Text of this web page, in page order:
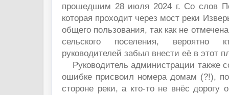
прошедшим 28 июля 2024 г. Со слов
которая проходит через мост реки
общего пользования, так как не
сельского поселения,
руководителей забыл внести её в этот
Руководитель администрации также
ошибке присвоил номера домам (?!),
стороне реки, а кто-то не внёс дорогу